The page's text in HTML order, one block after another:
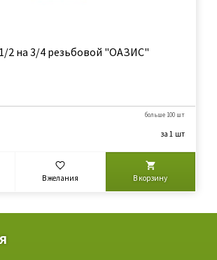
2 на 3/4 резьбовой "ОАЗИС"
больше 100 шт
за 1 шт
В желания В корзину